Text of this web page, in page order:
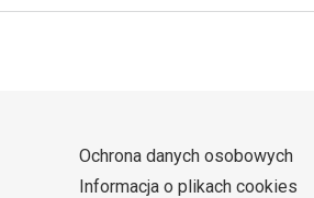
Ochrona danych osobowych
Informacja o plikach cookies